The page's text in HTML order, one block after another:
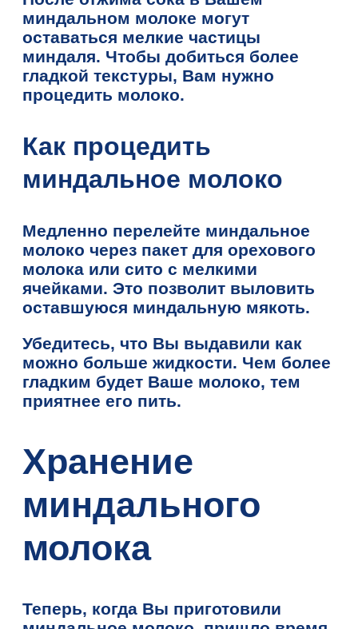
миндальном молоке могут
оставаться мелкие частицы
миндаля. Чтобы добиться более
гладкой текстуры, Вам нужно
процедить молоко.
Как процедить
миндальное молоко
Медленно перелейте миндальное
молоко через пакет для орехового
молока или сито с мелкими
ячейками. Это позволит выловить
оставшуюся миндальную мякоть.
Убедитесь, что Вы выдавили как
можно больше жидкости. Чем более
гладким будет Ваше молоко, тем
приятнее его пить.
Хранение
миндального
молока
Теперь, когда Вы приготовили